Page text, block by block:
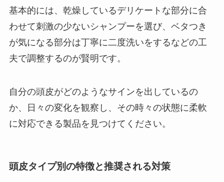
基本的には、乾燥しているデリケートな部分に合
わせて刺激の少ないシャンプーを選び、ベタつき
が気になる部分は丁寧に二度洗いをするなどの工
夫で調整するのが賢明です。
自分の頭皮がどのようなサインを出しているの
か、日々の変化を観察し、その時々の状態に柔軟
に対応できる製品を見つけてください。
頭皮タイプ別の特徴と推奨される対策